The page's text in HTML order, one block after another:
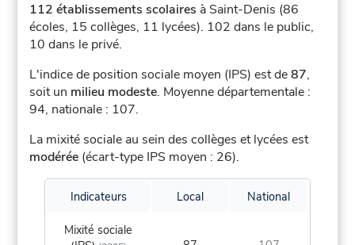
112 établissements scolaires à Saint-Denis (86
écoles, 15 collèges, 11 lycées). 102 dans le public,
10 dans le privé.
L'indice de position sociale moyen (IPS) est de87,
soit un milieu modeste. Moyenne départementale :
94, nationale : 107.
La mixité sociale au sein des collèges et lycées est
modérée (écart-type IPS moyen : 26).
Indicateurs Local National
Mixité sociale